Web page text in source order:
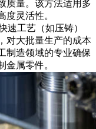
质量。该方法适用多
灵活性。
速工艺（如压铸）
对大批量生产的成本
制造领域的专业确保
属零件。